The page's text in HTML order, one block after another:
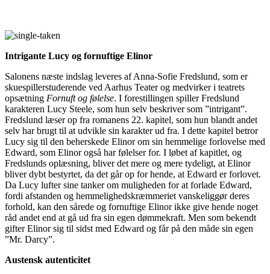
Intrigante Lucy og fornuftige Elinor
Salonens næste indslag leveres af Anna-Sofie Fredslund, som er
skuespillerstuderende ved Aarhus Teater og medvirker i teatrets
opsætning Fornuft og følelse. I forestillingen spiller Fredslund
karakteren Lucy Steele, som hun selv beskriver som ”intrigant”.
Fredslund læser op fra romanens 22. kapitel, som hun blandt andet
selv har brugt til at udvikle sin karakter ud fra. I dette kapitel betror
Lucy sig til den beherskede Elinor om sin hemmelige forlovelse med
Edward, som Elinor også har følelser for. I løbet af kapitlet, og
Fredslunds oplæsning, bliver det mere og mere tydeligt, at Elinor
bliver dybt bestyrtet, da det går op for hende, at Edward er forlovet.
Da Lucy lufter sine tanker om muligheden for at forlade Edward,
fordi afstanden og hemmelighedskræmmeriet vanskeliggør deres
forhold, kan den sårede og fornuftige Elinor ikke give hende noget
råd andet end at gå ud fra sin egen dømmekraft. Men som bekendt
gifter Elinor sig til sidst med Edward og får på den måde sin egen
”Mr. Darcy”.
Austensk autenticitet